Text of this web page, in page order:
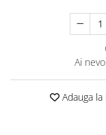
Ai
Adauga la